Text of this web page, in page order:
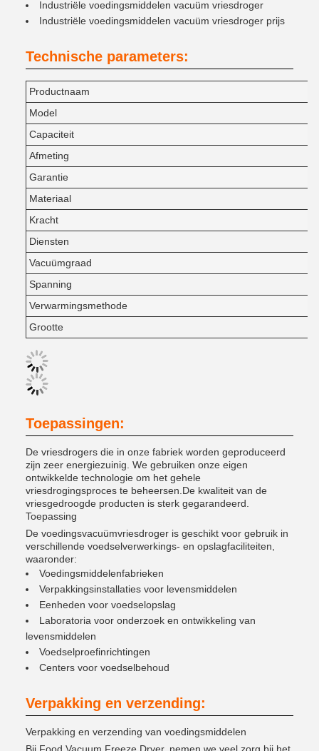
Industriële voedingsmiddelen vacuüm vriesdroger
Industriële voedingsmiddelen vacuüm vriesdroger prijs
Technische parameters:
Productnaam
Model
Capaciteit
Afmeting
Garantie
Materiaal
Kracht
Diensten
Vacuümgraad
Spanning
Verwarmingsmethode
Grootte
Toepassingen:
De vriesdrogers die in onze fabriek worden geproduceerd
zijn zeer energiezuinig. We gebruiken onze eigen
ontwikkelde technologie om het gehele
vriesdrogingsproces te beheersen.De kwaliteit van de
vriesgedroogde producten is sterk gegarandeerd.
Toepassing
De voedingsvacuümvriesdroger is geschikt voor gebruik in
verschillende voedselverwerkings- en opslagfaciliteiten,
waaronder:
Voedingsmiddelenfabrieken
Verpakkingsinstallaties voor levensmiddelen
Eenheden voor voedselopslag
Laboratoria voor onderzoek en ontwikkeling van
levensmiddelen
Voedselproefinrichtingen
Centers voor voedselbehoud
Verpakking en verzending:
Verpakking en verzending van voedingsmiddelen